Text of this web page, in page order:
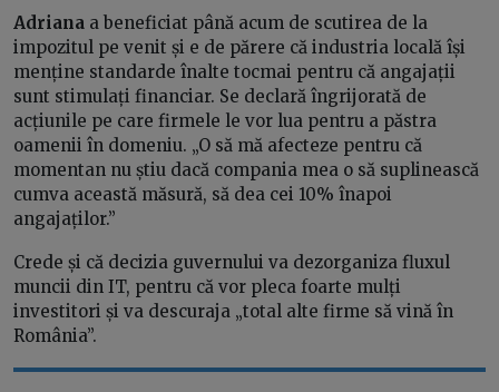
Adriana a beneficiat până acum de scutirea de la
impozitul pe venit și e de părere că industria locală își
menține standarde înalte tocmai pentru că angajații
sunt stimulați financiar. Se declară îngrijorată de
acțiunile pe care firmele le vor lua pentru a păstra
oamenii în domeniu. „O să mă afecteze pentru că
momentan nu știu dacă compania mea o să suplinească
cumva această măsură, să dea cei 10% înapoi
angajaților.”
Crede și că decizia guvernului va dezorganiza fluxul
muncii din IT, pentru că vor pleca foarte mulți
investitori și va descuraja „total alte firme să vină în
România”.